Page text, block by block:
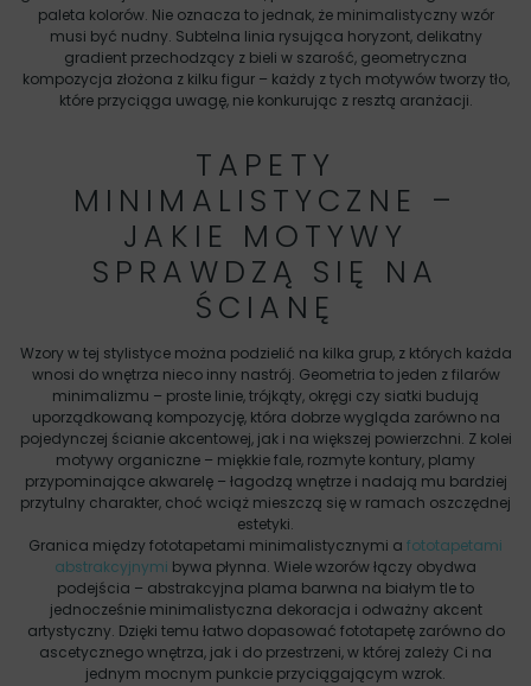
paleta kolorów. Nie oznacza to jednak, że minimalistyczny wzór
musi być nudny. Subtelna linia rysująca horyzont, delikatny
gradient przechodzący z bieli w szarość, geometryczna
kompozycja złożona z kilku figur – każdy z tych motywów tworzy tło,
które przyciąga uwagę, nie konkurując z resztą aranżacji.
TAPETY
MINIMALISTYCZNE –
JAKIE MOTYWY
SPRAWDZĄ SIĘ NA
ŚCIANĘ
Wzory w tej stylistyce można podzielić na kilka grup, z których każda
wnosi do wnętrza nieco inny nastrój. Geometria to jeden z filarów
minimalizmu – proste linie, trójkąty, okręgi czy siatki budują
uporządkowaną kompozycję, która dobrze wygląda zarówno na
pojedynczej ścianie akcentowej, jak i na większej powierzchni. Z kolei
motywy organiczne – miękkie fale, rozmyte kontury, plamy
przypominające akwarelę – łagodzą wnętrze i nadają mu bardziej
przytulny charakter, choć wciąż mieszczą się w ramach oszczędnej
estetyki.
Granica między fototapetami minimalistycznymi a fototapetami
abstrakcyjnymi bywa płynna. Wiele wzorów łączy obydwa
podejścia – abstrakcyjna plama barwna na białym tle to
jednocześnie minimalistyczna dekoracja i odważny akcent
artystyczny. Dzięki temu łatwo dopasować fototapetę zarówno do
ascetycznego wnętrza, jak i do przestrzeni, w której zależy Ci na
jednym mocnym punkcie przyciągającym wzrok.